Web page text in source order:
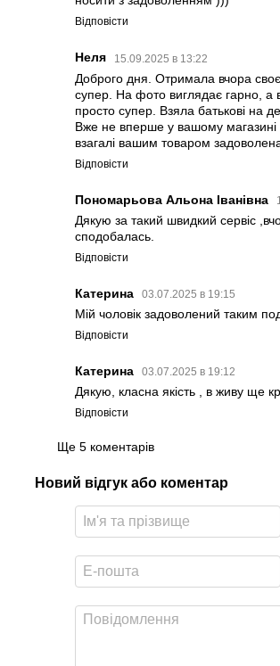
Відповісти
Неля 15.09.2025 в 13:22
Доброго дня. Отримала вчора своє
супер. На фото виглядає гарно, а
просто супер. Взяла батькові на
Вже не вперше у вашому магазині
взагалі вашим товаром
Відповісти
Пономарьова Альона Іванівна
Дякую за такий швидкий сервіс
сподобалась.
Відповісти
Катерина 03.07.2025 в 19:15
Мій чоловік задоволений таким
Відповісти
Катерина 03.07.2025 в 19:12
Дякую, класна якість , в живу ще
Відповісти
Ще 5 коментарів
Новий відгук або коментар